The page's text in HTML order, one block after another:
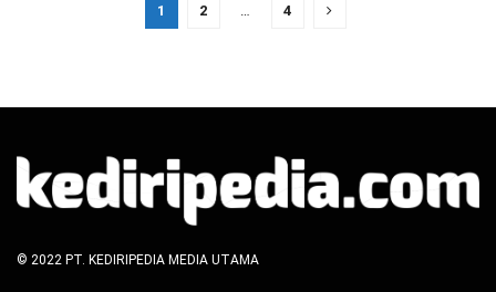
1 2 4
© 2022 PT. KEDIRIPEDIA MEDIA UTAMA